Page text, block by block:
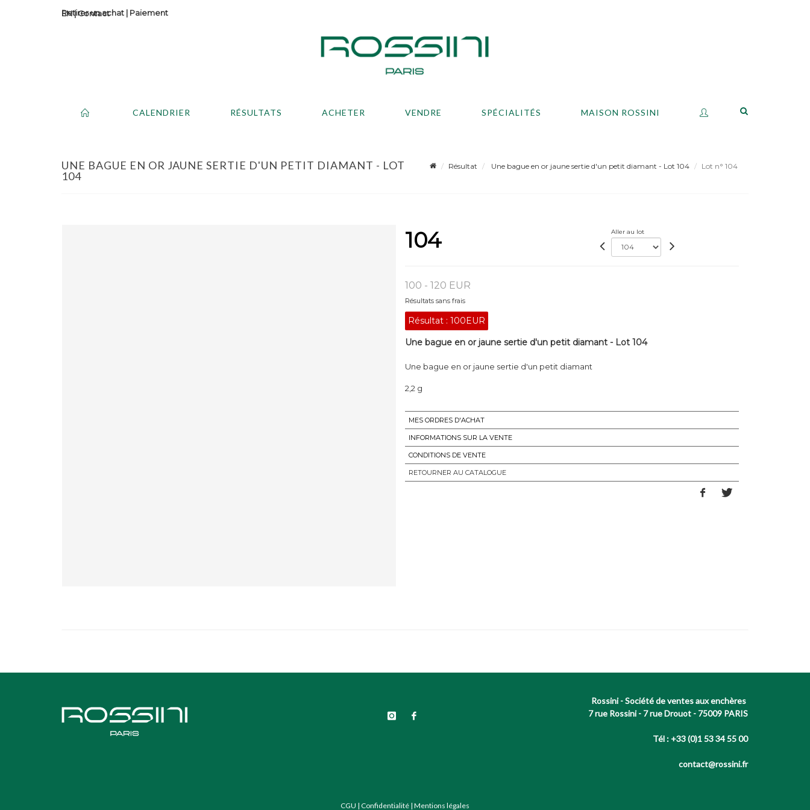
Contact
Retirer un achat | Paiement
CALENDRIER RÉSULTATS ACHETER VENDRE SPÉCIALITÉS MAISON ROSSINI
UNE BAGUE EN OR JAUNE SERTIE D'UN PETIT DIAMANT - LOT
104
Résultat Une bague en or jaune sertie d'un petit diamant - Lot 104 Lot n° 104
104 Aller au lot
100 - 120 EUR
Résultats sans frais
Résultat : 100EUR
Une bague en or jaune sertie d'un petit diamant - Lot 104
Une bague en or jaune sertie d'un petit diamant
2,2 g
MES ORDRES D'ACHAT
INFORMATIONS SUR LA VENTE
CONDITIONS DE VENTE
RETOURNER AU CATALOGUE
Rossini - Société de ventes aux enchères
7 rue Rossini - 7 rue Drouot - 75009 PARIS
Tél : +33 (0)1 53 34 55 00
contact@rossini.fr
CGU | Confidentialité | Mentions légales